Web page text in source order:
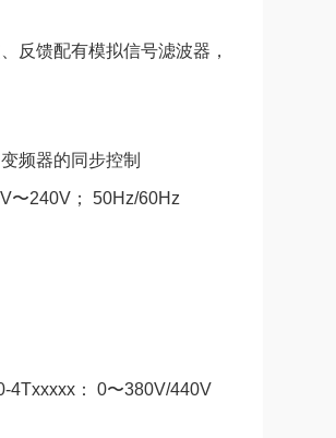
反馈配有模拟信号滤波器，
频器的同步控制
〜240V； 50Hz/60Hz
4Txxxxx： 0〜380V/440V